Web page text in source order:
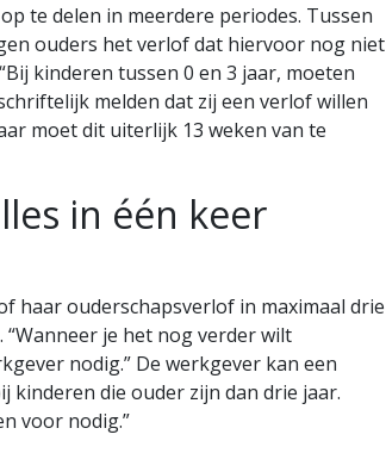
te delen in meerdere periodes. Tussen
ouders het verlof dat hiervoor nog niet
kinderen tussen 0 en 3 jaar, moeten
melden dat zij een verlof willen
moet dit uiterlijk 13 weken van te
in één keer
haar ouderschapsverlof in maximaal drie
je het nog verder wilt
nodig.” De werkgever kan een
die ouder zijn dan drie jaar.
voor nodig.”